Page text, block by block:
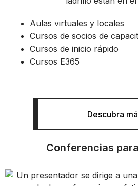
Aulas virtuales y locales
Cursos de socios de
Cursos de inicio rápido
Cursos E365
Descubra
Conferencias